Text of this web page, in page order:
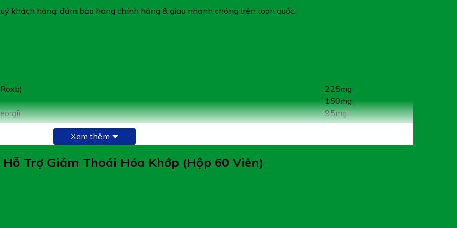
khách hàng, đảm bảo hàng chính hãng & giao nhanh chóng trên toàn quốc.
225mg
150mg
95mg
80mg
Xem thêm
Trợ Giảm Thoái Hóa Khớp (Hộp 60 Viên)